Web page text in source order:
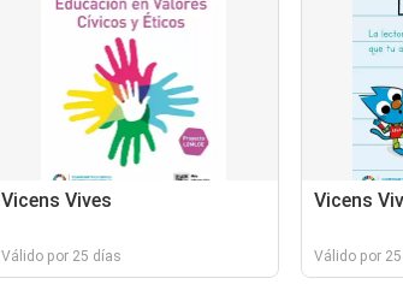
Vicens Vives
Válido por 25 días
Vicens
Válido por